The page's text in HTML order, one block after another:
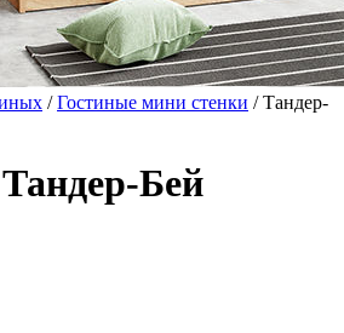
/Гостиные мини стенки / Тандер-
Бей